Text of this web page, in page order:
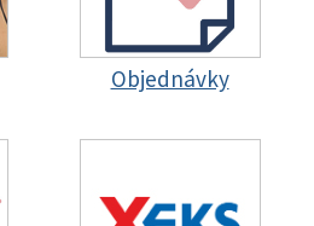
Objednávky